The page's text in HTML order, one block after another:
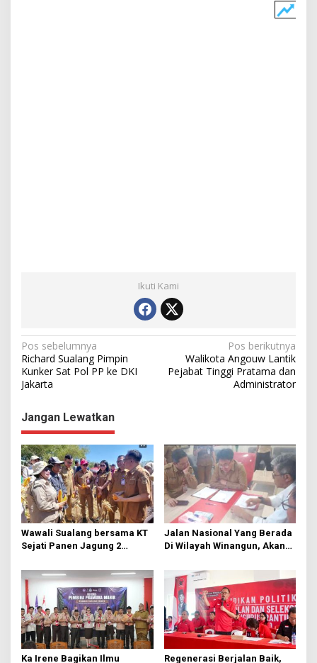
Ikuti Kami
N
a
v
i
g
a
s
i
p
o
s
Pos sebelumnya
Richard Sualang Pimpin
Kunker Sat Pol PP ke DKI
Jakarta
Pos berikutnya
Walikota Angouw Lantik
Pejabat Tinggi Pratama dan
Administrator
Jangan Lewatkan
Wawali Sualang bersama KT
Sejati Panen Jagung 2
Jalan Nasional Yang Berada
Di Wilayah Winangun, Akan
Ka Irene Bagikan Ilmu Regenerasi Berjalan Baik,